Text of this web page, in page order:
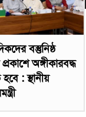
বস্তুনিষ্ঠ
অঙ্গীকারবদ্ধ
: স্থানীয়